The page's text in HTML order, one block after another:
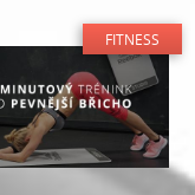
Proč se to děje?
FITNESS